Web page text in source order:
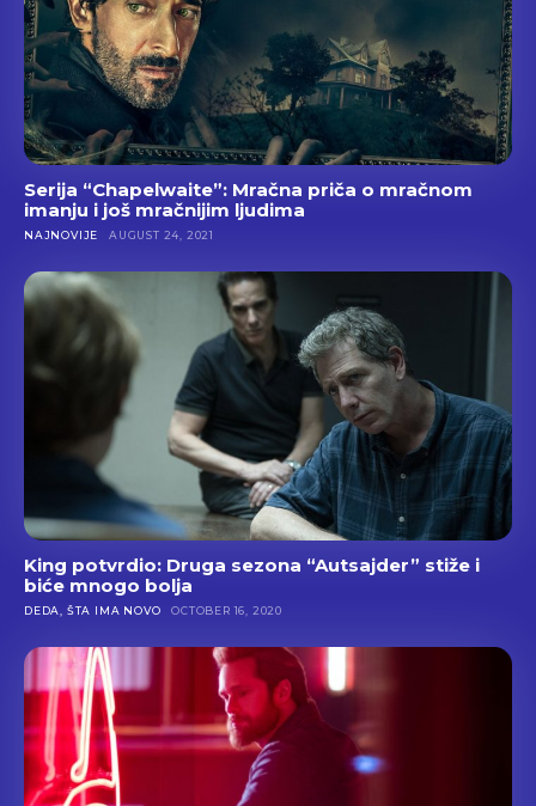
Serija “Chapelwaite”: Mračna priča o mračnom
imanju i još mračnijim ljudima
NAJNOVIJE AUGUST 24, 2021
King potvrdio: Druga sezona “Autsajder” stiže i
biće mnogo bolja
DEDA, ŠTA IMA NOVO OCTOBER 16, 2020